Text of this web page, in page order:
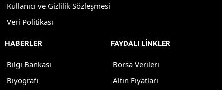
Kullanıcı ve Gizlilik Sözleşmesi
Veri Politikası
HABERLER
Bilgi Bankası
Biyografi
FAYDALI LİNKLER
Borsa Verileri
Altın Fiyatları